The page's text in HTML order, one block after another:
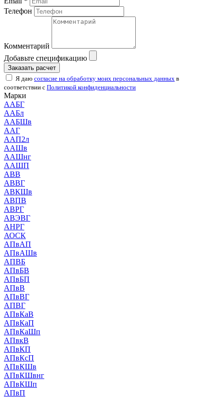
Телефон
Комментарий
Добавьте спецификацию
Заказать расчет
Я даю согласие на обработку моих персональных данных в
соответствии с Политикой конфиденциальности
Марки
ААБГ
ААБл
ААБШв
ААГ
ААП2л
ААШв
ААШнг
ААШП
АВВ
АВВГ
АВКШв
АВПВ
АВРГ
АВЭВГ
АНРГ
АОСК
АПвАП
АПвАШв
АПВБ
АПвБВ
АПвБП
АПвВ
АПвВГ
АПВГ
АПвКаВ
АПвКаП
АПвКаШп
АПвкВ
АПвКП
АПвКсП
АПвКШв
АПвКШвнг
АПвКШп
АПвП